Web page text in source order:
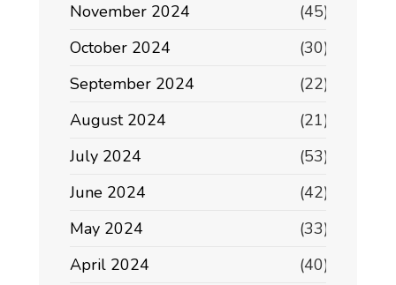
November 2024
(45)
October 2024
(30)
September 2024
(22)
August 2024
(21)
July 2024
(53)
June 2024
(42)
May 2024
(33)
April 2024
(40)